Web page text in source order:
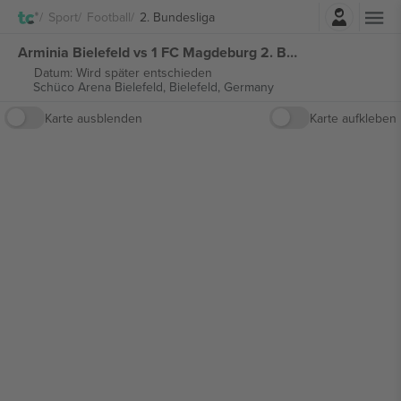
Sport Football 2. Bundesliga
Arminia Bielefeld vs 1 FC Magdeburg 2. Bundesliga tickets
Datum: Wird später entschieden
Schüco Arena Bielefeld, Bielefeld, Germany
Karte ausblenden
Karte aufkleben